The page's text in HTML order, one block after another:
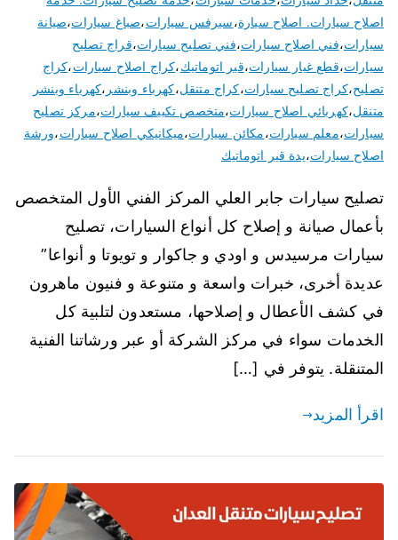
اصلاح سيارات. اصلاح سيارة،سيرفس سيارات،صباغ سيارات،صيانة
سيارات،فني اصلاح سيارات،فني تصليح سيارات،قراج تصليح
سيارات،قطع غيار سيارات،قير اتوماتيك،كراج اصلاح سيارات،كراج
تصليح،كراج تصليح سيارات،كراج متنقل،كهرباء وبنشر ،كهرباء وبنشر
متنقل،كهربائي اصلاح سيارات،متخصص تكييف سيارات،مركز تصليح
سيارات،معلم سيارات،مكائن سيارات،ميكانيكي اصلاح سيارات،ورشة
اصلاح سيارات،يدة قير اتوماتيك
تصليح سيارات جابر العلي المركز الفني الأول المتخصص
بأعمال صيانة و إصلاح كل أنواع السيارات، تصليح
سيارات مرسيدس و اودي و جاكوار و تويوتا و أنواعا”
عديدة أخرى، خبرات واسعة و متنوعة و فنيون ماهرون
في كشف الأعطال و إصلاحها، مستعدون لتلبية كل
الخدمات سواء في مركز الشركة أو عبر ورشاتنا الفنية
المتنقلة. يتوفر في […]
اقرأ المزيد